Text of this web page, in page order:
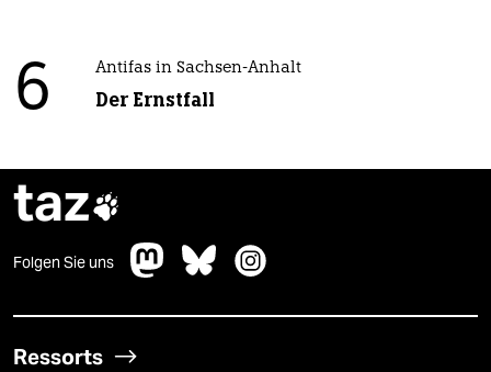
6 Antifas in Sachsen-Anhalt
Der Ernstfall
taz
Folgen Sie uns
Ressorts